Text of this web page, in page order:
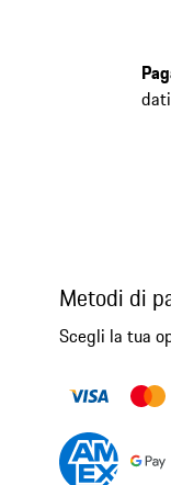
Metodi di
Scegli la tua